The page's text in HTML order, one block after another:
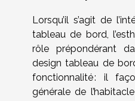
Lorsqu’il s’agit de
tableau de bord,
rôle prépondérant
design tableau de
fonctionnalité : il
générale de